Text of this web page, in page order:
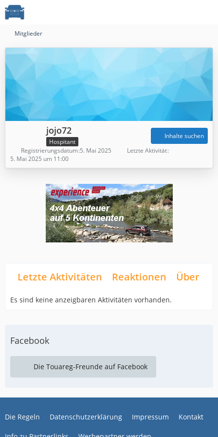
Mitglieder
jojo72
Hospitant
Inhalte suchen
Registrierungsdatum 5. Mai 2025
Letzte Aktivität
5. Mai 2025 um 11:00
Letzte Aktivitäten Reaktionen Über
Es sind keine anzeigbaren Aktivitäten vorhanden.
Facebook
Die Touareg-Freunde auf Facebook
Die Regeln Datenschutzerklärung Impressum Kontakt